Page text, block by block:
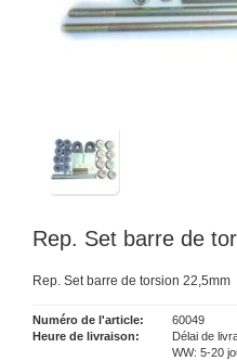
Rep. Set barre de
Rep. Set barre de torsion 22,5mm
Numéro de l'article:
60049
Heure de livraison:
Délai de
WW: 5-20